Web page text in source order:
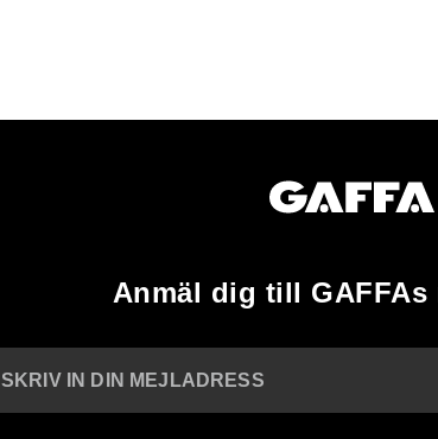
Anmäl dig till GAFFAs
SKRIV IN DIN MEJLADRESS